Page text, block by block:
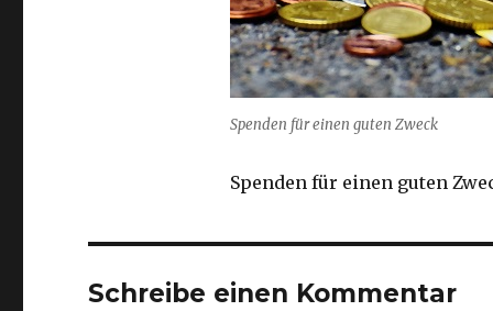
Spenden für einen guten Zweck
Spenden für einen guten
Schreibe einen Kommentar